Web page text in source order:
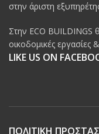
στην άριστη
Στην ECO BUILDINGS
οικοδομικές εργασίες
LIKE US ON
ΠΟΛΙΤΙΚΗ